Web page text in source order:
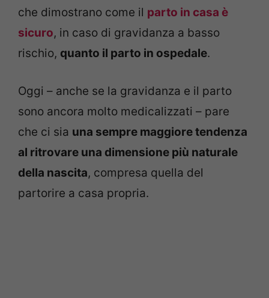
che dimostrano come il parto in casa è
sicuro, in caso di gravidanza a basso
rischio, quanto il parto in ospedale.
Oggi – anche se la gravidanza e il parto
sono ancora molto medicalizzati – pare
che ci sia una sempre maggiore tendenza
al ritrovare una dimensione più naturale
della nascita, compresa quella del
partorire a casa propria.